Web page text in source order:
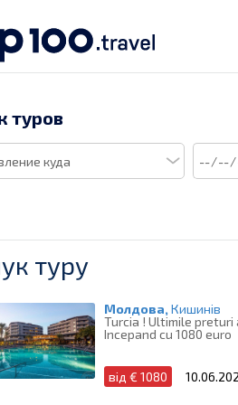
туров
туру
Молдова, Кишинів
Turcia ! Ultimile preturi
Incepand cu 1080 euro
від € 1080